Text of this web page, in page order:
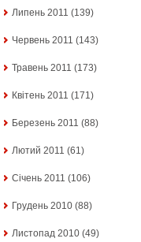
Липень 2011 (139)
Червень 2011 (143)
Травень 2011 (173)
Квітень 2011 (171)
Березень 2011 (88)
Лютий 2011 (61)
Січень 2011 (106)
Грудень 2010 (88)
Листопад 2010 (49)